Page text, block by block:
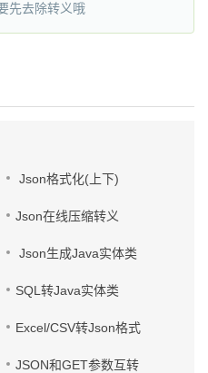
先去除转义哦
Json格式化(上下)
Json在线压缩转义
Json生成Java实体类
SQL转Java实体类
Excel/CSV转Json格式
JSON和GET参数互转